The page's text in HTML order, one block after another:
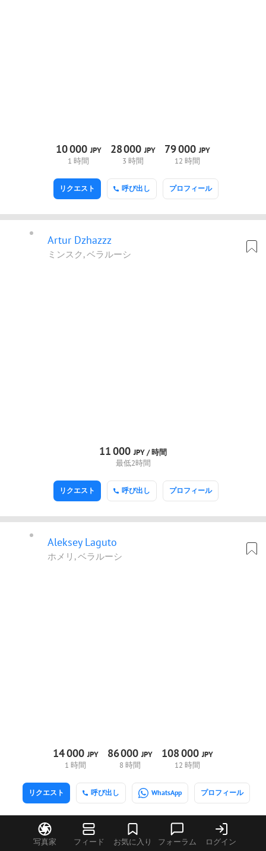
写真家 フィード お気に入り フォーラム ログイン
10000JPY
1 時間
28000JPY
3 時間
79000JPY
12 時間
呼び出し プロフィール
リクエスト
Artur Dzhazzz
ミンスク, ベラルーシ
11000JPY /時間
最低2時間
呼び出し プロフィール
リクエスト
Aleksey Laguto
ホメリ, ベラルーシ
14000JPY
1 時間
86000JPY
8 時間
108000JPY
12 時間
呼び出し WhatsApp プロフィール
リクエスト
Sergey Spiridonov